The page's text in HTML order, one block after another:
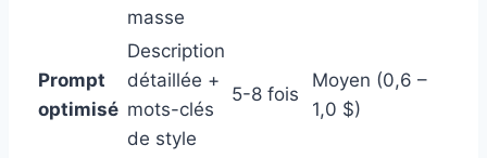
masse
Prompt
optimisé
Description
détaillée +
mots-clés
de style
5-8 fois
Moyen (0,6 –
1,0 $)